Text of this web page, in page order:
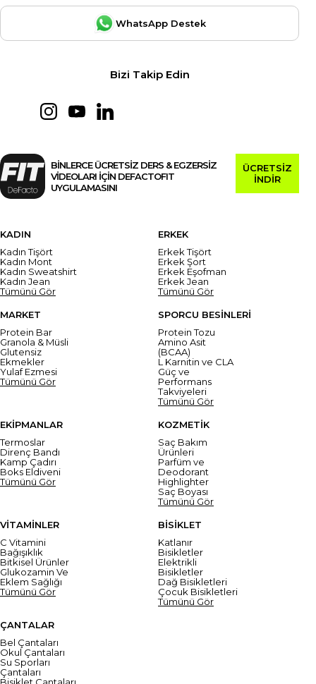
WhatsApp Destek
Bizi Takip Edin
BİNLERCE ÜCRETSİZ DERS & EGZERSİZ
VİDEOLARI İÇİN DEFACTOFIT
UYGULAMASINI
ÜCRETSİZ
İNDİR
KADIN
Kadın Tişört
Kadın Mont
Kadın Sweatshirt
Kadın Jean
Tümünü Gör
ERKEK
Erkek Tişört
Erkek Şort
Erkek Eşofman
Erkek Jean
Tümünü Gör
MARKET
Protein Bar
Granola & Müsli
Glutensiz
Ekmekler
Yulaf Ezmesi
Tümünü Gör
SPORCU BESİNLERİ
Protein Tozu
Amino Asit
(BCAA)
L Karnitin ve CLA
Güç ve
Performans
Takviyeleri
Tümünü Gör
EKİPMANLAR
Termoslar
Direnç Bandı
Kamp Çadırı
Boks Eldiveni
Tümünü Gör
KOZMETİK
Saç Bakım
Ürünleri
Parfüm ve
Deodorant
Highlighter
Saç Boyası
Tümünü Gör
VİTAMİNLER
C Vitamini
Bağışıklık
Bitkisel Ürünler
Glukozamin Ve
Eklem Sağlığı
Tümünü Gör
BİSİKLET
Katlanır
Bisikletler
Elektrikli
Bisikletler
Dağ Bisikletleri
Çocuk Bisikletleri
Tümünü Gör
ÇANTALAR
Bel Çantaları
Okul Çantaları
Su Sporları
Çantaları
Bisiklet Çantaları